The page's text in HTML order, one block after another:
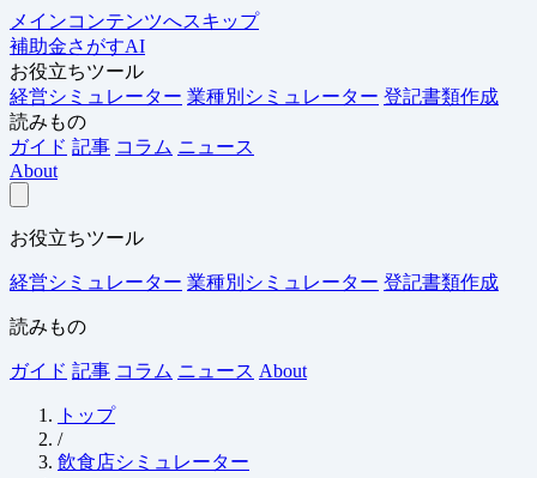
メインコンテンツへスキップ
補助金さがすAI
お役立ちツール
経営シミュレーター 業種別シミュレーター 登記書類作成
読みもの
ガイド 記事 コラム ニュース
About
お役立ちツール
経営シミュレーター 業種別シミュレーター 登記書類作成
読みもの
ガイド 記事 コラム ニュース About
トップ
/
飲食店シミュレーター